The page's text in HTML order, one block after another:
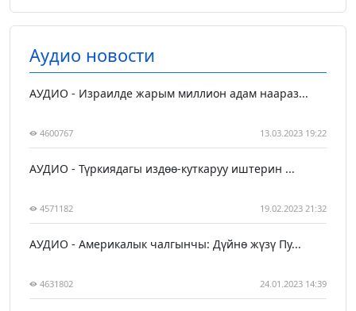
Аудио новости
АУДИО - Израилде жарым миллион адам наараз...
4600767 13.03.2023 19:22
АУДИО - Түркиядагы издөө-куткаруу иштерин ...
4571182 19.02.2023 21:32
АУДИО - Америкалык чалгынчы: Дүйнө жүзү Пу...
4631802 24.01.2023 14:39